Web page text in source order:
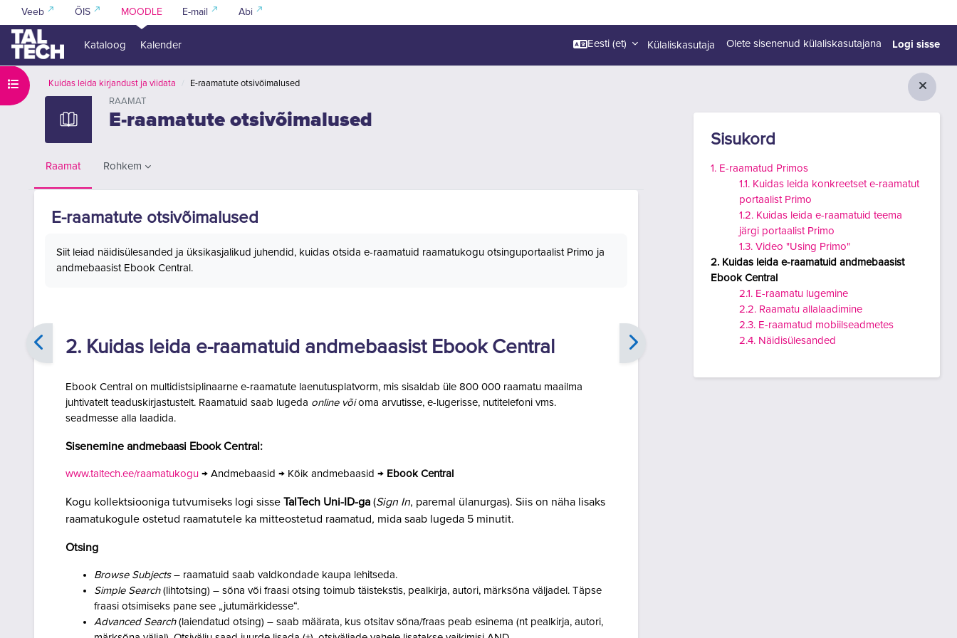
Jäta vahele peasisuni
Veeb ÕIS MOODLE E-mail Abi
Kataloog Kalender Eesti ‎(et)‎ Külaliskasutaja Olete sisenenud külaliskasutajana Logi sisse
Sisukord
1. E-raamatud Primos
1.1. Kuidas leida konkreetset e-raamatut
portaalist Primo
1.2. Kuidas leida e-raamatuid teema
järgi portaalist Primo
1.3. Video "Using Primo"
2. Kuidas leida e-raamatuid andmebaasist
Ebook Central
2.1. E-raamatu lugemine
2.2. Raamatu allalaadimine
2.3. E-raamatud mobiilseadmetes
2.4. Näidisülesanded
Ava kursuse sisukord
Kuidas leida kirjandust ja viidata
E-raamatute otsivõimalused
RAAMAT
E-raamatute otsivõimalused
Raamat Rohkem
E-raamatute otsivõimalused
Siit leiad näidisülesanded ja üksikasjalikud juhendid, kuidas otsida e-raamatuid raamatukogu otsinguportaalist Primo ja
andmebaasist Ebook Central.
2. Kuidas leida e-raamatuid andmebaasist Ebook Central
Ebook Central on multidistsiplinaarne e-raamatute laenutusplatvorm, mis sisaldab üle 800 000 raamatu maailma
juhtivatelt teaduskirjastustelt. Raamatuid saab lugeda online võioma arvutisse, e-lugerisse, nutitelefoni vms.
seadmesse alla laadida.
Sisenemine andmebaasi EbookCentral :
www.taltech.ee/raamatukogu → Andmebaasid → Kõik andmebaasid → Ebook Central
Kogu kollektsiooniga tutvumiseks logi sisse TalTech Uni-ID-ga (Sign In, paremal ülanurgas). Siis on näha lisaks
raamatukogule ostetud raamatutele ka mitteostetud raamatud, mida saab lugeda 5 minutit.
Otsing
Browse Subjects– raamatuid saab valdkondade kaupa lehitseda.
Simple Search ( lihtotsing) – sõna või fraasi otsing toimub täistekstis, pealkirja, autori, märksõna väljadel. Täpse
fraasi otsimiseks pane see „ jutumärkidesse“.
Advanced Search ( laiendatud otsing) – saab määrata, kus otsitav sõna/fraas peab esinema (nt pealkirja, autori,